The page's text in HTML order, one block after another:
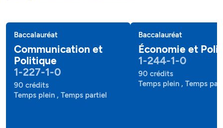
Baccalauréat
Communication et
Politique
1-227-1-0
90 crédits
Temps plein , Temps partiel
Baccalauréat
Économie et
1-244-1-0
90 crédits
Temps plein , Temps